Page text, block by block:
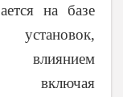
на базе
включая